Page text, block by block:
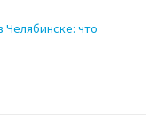
что